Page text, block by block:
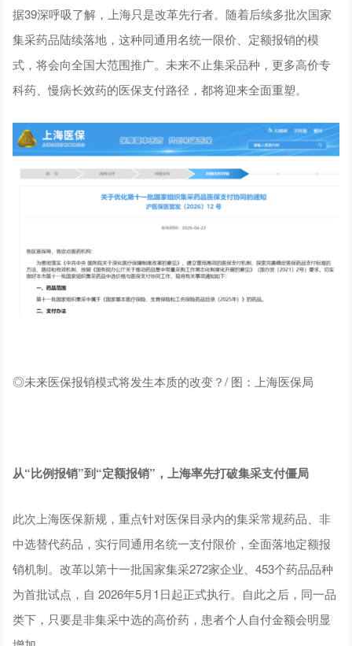
据39深呼吸了解，上海只是改革先行者。随着后续多批次国家
集采药品陆续落地，这种同通用名统一限价、定额报销的模
式，将会向全国大范围推广。未来不止集采品种，更多高价专
科药、慢病长效药的医保支付路径，都将迎来全面重塑。
◎未来医保报销模式将发生本质的改变？/ 图：上海医保局
从“比例报销”到“定额报销”，上海率先打破集采支付僵局
此次上海医保新规，重点针对医保目录内的集采常规药品、非
中选替代药品，实行同通用名统一支付限价，全面落地定额报
销机制。改革以第十一批国家集采272家企业、453个药品品种
为首批试点，自 2026年5月1日起正式执行。自此之后，同一品
类下，只要是非集采中选的高价药，患者个人自付金额会明显